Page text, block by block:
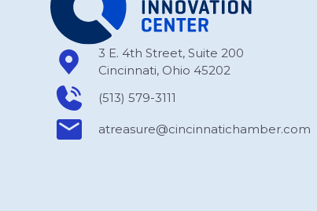
3 E. 4th Street, Suite 200
Cincinnati, Ohio 45202
(513) 579-3111
atreasure​@cincinnatichamber​.com